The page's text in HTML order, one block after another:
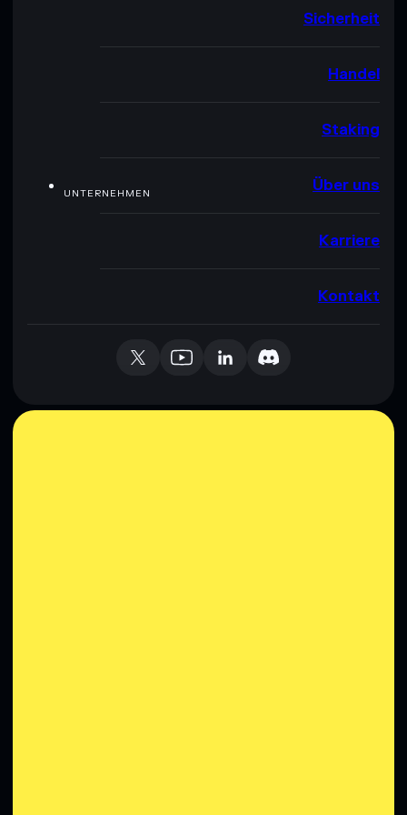
Sicherheit
Handel
Staking
UNTERNEHMEN Über uns
Karriere
Kontakt